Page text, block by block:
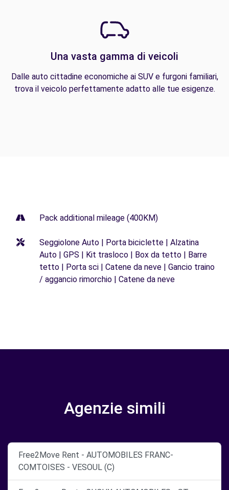
Una vasta gamma di veicoli
Dalle auto cittadine economiche ai SUV e furgoni familiari,
trova il veicolo perfettamente adatto alle tue esigenze.
Pack additional mileage (400KM)
Seggiolone Auto | Porta biciclette | Alzatina
Auto | GPS | Kit trasloco | Box da tetto | Barre
tetto | Porta sci | Catene da neve | Gancio traino
/ aggancio rimorchio | Catene da neve
Agenzie simili
Free2Move Rent - AUTOMOBILES FRANC-
COMTOISES - VESOUL (C)